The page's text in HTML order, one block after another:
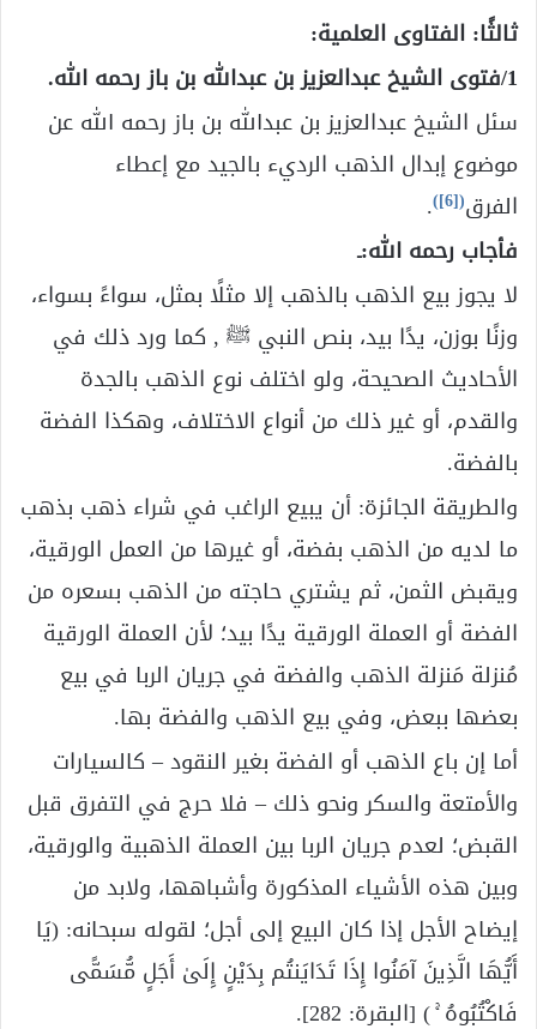
ثالثًا: الفتاوى العلمية:
1/فتوى الشيخ عبدالعزيز بن عبدالله بن باز رحمه الله.
سئل الشيخ عبدالعزيز بن عبدالله بن باز رحمه الله عن
موضوع إبدال الذهب الرديء بالجيد مع إعطاء
الفرق(
[6]
)
.
فأجاب رحمه الله:ـ
لا يجوز بيع الذهب بالذهب إلا مثلًا بمثل، سواءً بسواء،
وزنًا بوزن، يدًا بيد، بنص النبي ﷺ , كما ورد ذلك في
الأحاديث الصحيحة، ولو اختلف نوع الذهب بالجدة
والقدم، أو غير ذلك من أنواع الاختلاف، وهكذا الفضة
بالفضة.
والطريقة الجائزة: أن يبيع الراغب في شراء ذهب بذهب
ما لديه من الذهب بفضة، أو غيرها من العمل الورقية،
ويقبض الثمن، ثم يشتري حاجته من الذهب بسعره من
الفضة أو العملة الورقية يدًا بيد؛ لأن العملة الورقية
مُنزلة مَنزلة الذهب والفضة في جريان الربا في بيع
بعضها ببعض، وفي بيع الذهب والفضة بها.
أما إن باع الذهب أو الفضة بغير النقود – كالسيارات
والأمتعة والسكر ونحو ذلك – فلا حرج في التفرق قبل
القبض؛ لعدم جريان الربا بين العملة الذهبية والورقية،
وبين هذه الأشياء المذكورة وأشباهها، ولابد من
إيضاح الأجل إذا كان البيع إلى أجل؛ لقوله سبحانه: (يَا
أَيُّهَا الَّذِينَ آمَنُوا إِذَا تَدَايَنتُم بِدَيْنٍ إِلَىٰ أَجَلٍ مُّسَمًّى
فَاكْتُبُوهُ ۚ ) [البقرة: 282].